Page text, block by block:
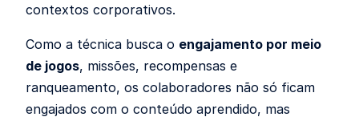
contextos corporativos.
Como a técnica busca o engajamento por meio
de jogos, missões, recompensas e
ranqueamento, os colaboradores não só ficam
engajados com o conteúdo aprendido, mas